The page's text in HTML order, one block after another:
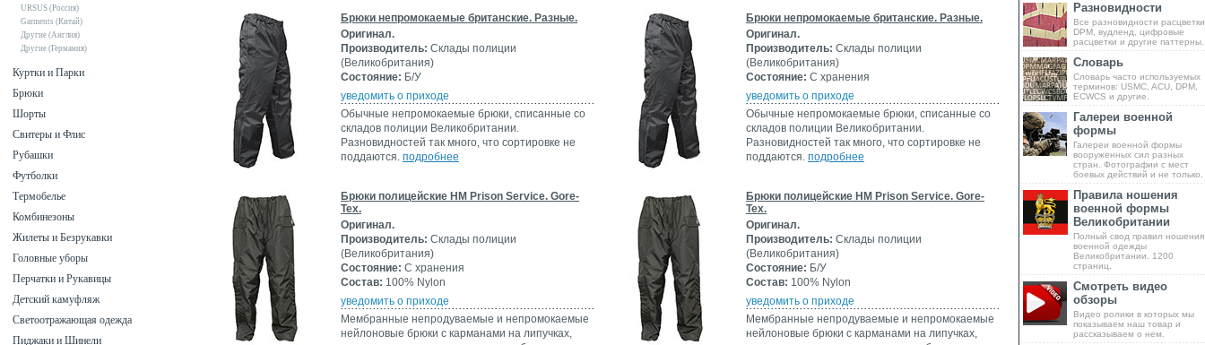
Брюки непромокаемые британские. Разные.
Оригинал.
Производитель: Склады полиции
(Великобритания)
Состояние: Б/У
уведомить о приходе
Обычные непромокаемые брюки, списанные со
складов полиции Великобритании.
Разновидностей так много, что сортировке не
поддаются. подробнее
Брюки непромокаемые британские. Разные.
Оригинал.
Производитель: Склады полиции
(Великобритания)
Состояние: С хранения
уведомить о приходе
Обычные непромокаемые брюки, списанные со
складов полиции Великобритании.
Разновидностей так много, что сортировке не
поддаются. подробнее
Брюки полицейские HM Prison Service. Gore-
Tex.
Оригинал.
Производитель: Склады полиции
(Великобритания)
Состояние: С хранения
Состав: 100% Nylon
уведомить о приходе
Мембранные непродуваемые и непромокаемые
нейлоновые брюки с карманами на липучках,
Брюки полицейские HM Prison Service. Gore-
Tex.
Оригинал.
Производитель: Склады полиции
(Великобритания)
Состояние: Б/У
Состав: 100% Nylon
уведомить о приходе
Мембранные непродуваемые и непромокаемые
нейлоновые брюки с карманами на липучках,
URSUS (Россия)
Garments (Китай)
Другие (Англия)
Другие (Германия)
Куртки и Парки
Брюки
Шорты
Свитеры и Флис
Рубашки
Футболки
Термобелье
Комбинезоны
Жилеты и Безрукавки
Головные уборы
Перчатки и Рукавицы
Детский камуфляж
Светоотражающая одежда
Пиджаки и Шинели
Разновидности
Все разновидности расцветки
DPM, вудленд, цифровые
расцветки и другие паттерны.
Словарь
Словарь часто используемых
терминов: USMC, ACU, DPM,
ECWCS и другие.
Галереи военной
формы
Галереи военной формы
вооруженных сил разных
стран. Фотографии с мест
боевых действий и не только.
Правила ношения
военной формы
Великобритании
Полный свод правил ношения
военной одежды
Великобритании. 1200
страниц.
Смотреть видео
обзоры
Видео ролики в которых мы
показываем наш товар и
рассказываем о нем.